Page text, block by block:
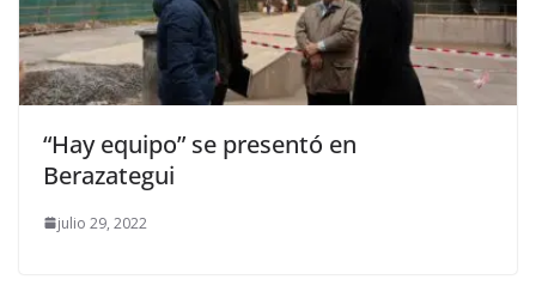
“Hay equipo” se presentó en
Berazategui
julio 29, 2022